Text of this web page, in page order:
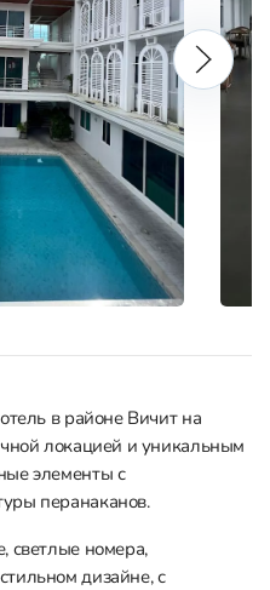
в районе Вичит на
локацией и уникальным
элементы с
перанаканов.
светлые номера,
дизайне, с